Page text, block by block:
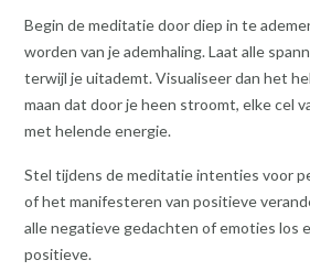
Begin de meditatie door diep in te
worden van je ademhaling. Laat alle
terwijl je uitademt. Visualiseer dan het
maan dat door je heen stroomt, elke cel
met helende energie.
Stel tijdens de meditatie intenties voor
of het manifesteren van positieve
alle negatieve gedachten of emoties los
positieve.